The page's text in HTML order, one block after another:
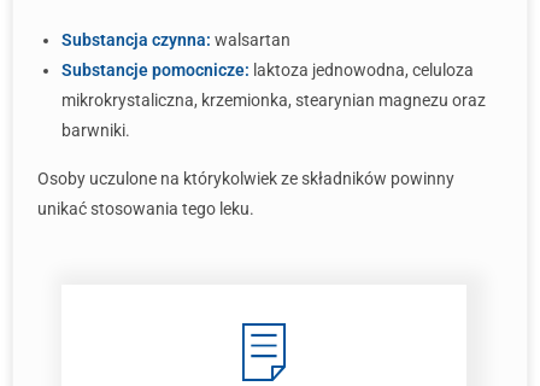
Substancja czynna: walsartan
Substancje pomocnicze: laktoza jednowodna, celuloza
mikrokrystaliczna, krzemionka, stearynian magnezu oraz
barwniki.
Osoby uczulone na którykolwiek ze składników powinny
unikać stosowania tego leku.